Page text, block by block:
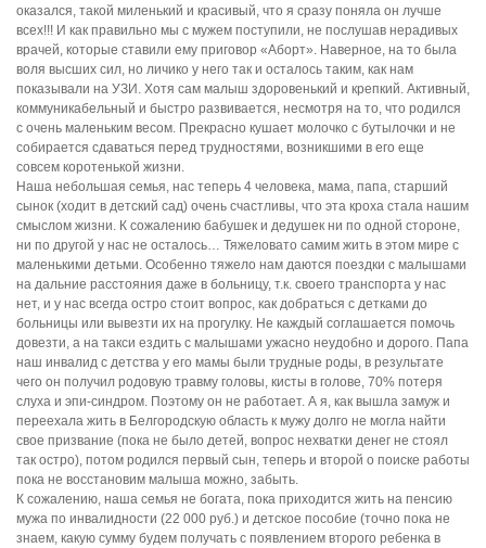
оказался, такой миленький и красивый, что я сразу поняла он лучше
всех!!! И как правильно мы с мужем поступили, не послушав нерадивых
врачей, которые ставили ему приговор «Аборт». Наверное, на то была
воля высших сил, но личико у него так и осталось таким, как нам
показывали на УЗИ. Хотя сам малыш здоровенький и крепкий. Активный,
коммуникабельный и быстро развивается, несмотря на то, что родился
с очень маленьким весом. Прекрасно кушает молочко с бутылочки и не
собирается сдаваться перед трудностями, возникшими в его еще
совсем коротенькой жизни.
Наша небольшая семья, нас теперь 4 человека, мама, папа, старший
сынок (ходит в детский сад) очень счастливы, что эта кроха стала нашим
смыслом жизни. К сожалению бабушек и дедушек ни по одной стороне,
ни по другой у нас не осталось… Тяжеловато самим жить в этом мире с
маленькими детьми. Особенно тяжело нам даются поездки с малышами
на дальние расстояния даже в больницу, т.к. своего транспорта у нас
нет, и у нас всегда остро стоит вопрос, как добраться с детками до
больницы или вывезти их на прогулку. Не каждый соглашается помочь
довезти, а на такси ездить с малышами ужасно неудобно и дорого. Папа
наш инвалид с детства у его мамы были трудные роды, в результате
чего он получил родовую травму головы, кисты в голове, 70% потеря
слуха и эпи-синдром. Поэтому он не работает. А я, как вышла замуж и
переехала жить в Белгородскую область к мужу долго не могла найти
свое призвание (пока не было детей, вопрос нехватки денег не стоял
так остро), потом родился первый сын, теперь и второй о поиске работы
пока не восстановим малыша можно, забыть.
К сожалению, наша семья не богата, пока приходится жить на пенсию
мужа по инвалидности (22 000 руб.) и детское пособие (точно пока не
знаем, какую сумму будем получать с появлением второго ребенка в